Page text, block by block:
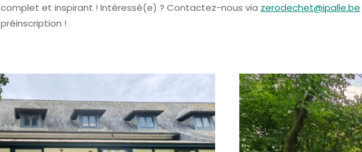
complet et inspirant ! Intéressé(e) ? Contactez-nous via zerodechet@ipalle.be
préinscription !